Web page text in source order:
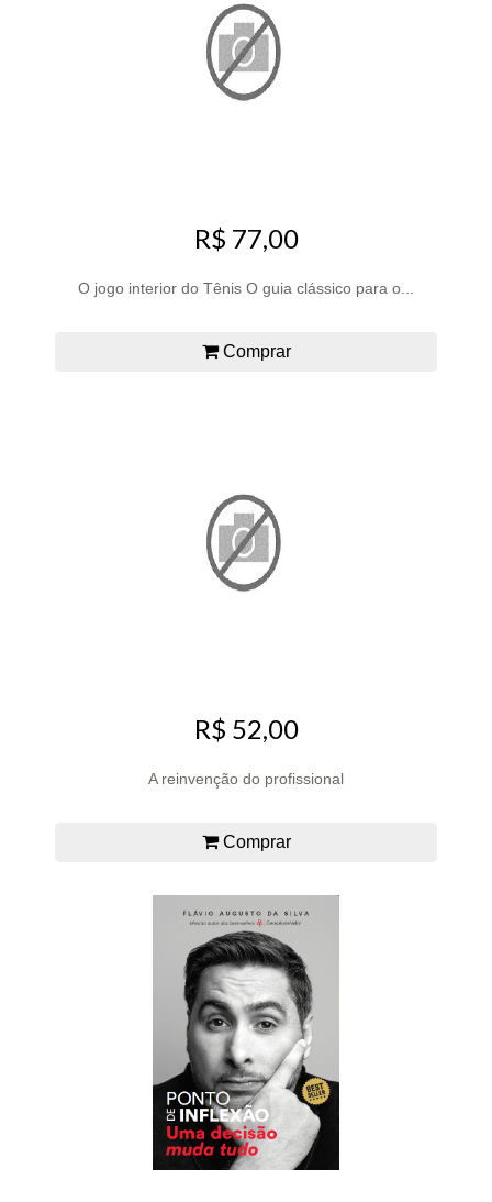
R$ 77,00
O jogo interior do Tênis O guia clássico para o...
Comprar
R$ 52,00
A reinvenção do profissional
Comprar